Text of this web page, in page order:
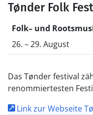
Tønder Folk
Folk– und
26. – 29. August
Das Tønder festival
renommiertesten
Link zur Webseite